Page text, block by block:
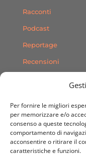
Per fornire le migliori
per memorizzare e/o
consenso a queste
comportamento di
acconsentire o ritirare il
caratteristiche e funzioni.
Racconti
Podcast
Reportage
Recensioni
Contatti
SEGUICI SUI